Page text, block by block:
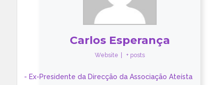
Carlos Esperança
Website + posts
- Ex-Presidente da Direcção da Associação Ateísta